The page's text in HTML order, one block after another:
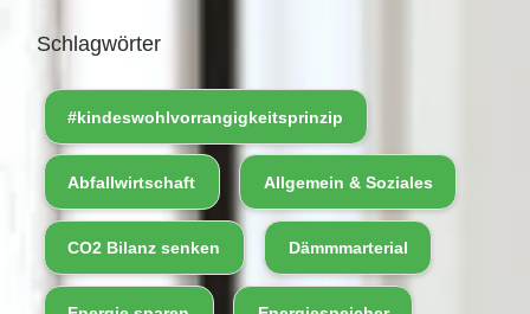
Schlagwörter
#kindeswohlvorrangigkeitsprinzip
Abfallwirtschaft Allgemein & Soziales
CO2 Bilanz senken Dämmmarterial